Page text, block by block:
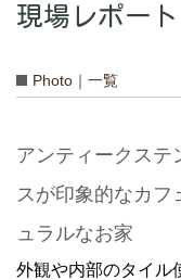
現場レポート
Photo｜一覧
アンティークステ
スが印象的なカフ
ュラルなお家
外観や内部のタイル